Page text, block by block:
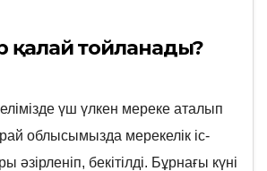
қалай тойланады?
үш үлкен мереке аталып
облысымызда мерекелік іс-
бекітілді. Бұрнағы күні